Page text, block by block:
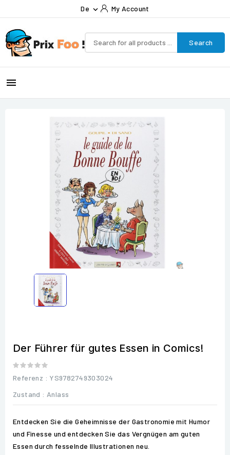
De  My Account
Search

Der Führer für gutes Essen in Comics!
Referenz : YS9782749303024
Zustand : Anlass
Entdecken Sie die Geheimnisse der Gastronomie mit Humor
und Finesse und entdecken Sie das Vergnügen am guten
Essen durch fesselnde Illustrationen neu.